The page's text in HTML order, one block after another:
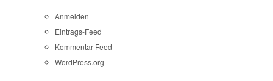
Anmelden
Eintrags-Feed
Kommentar-Feed
WordPress.org